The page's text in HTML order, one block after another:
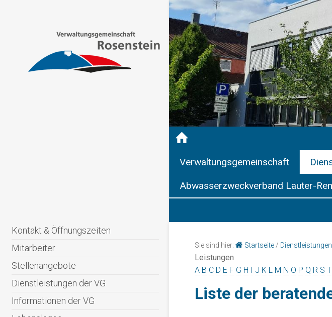
Verwaltungsgemeinschaft
Abwasserzweckverband Lauter-
Kontakt & Öffnungszeiten
Mitarbeiter
Stellenangebote
Dienstleistungen der VG
Informationen der VG
Sie sind hier: Startseite / Dienstleistungen
Leistungen
A B C D E F G H I J K L M N O P Q R S T
Liste der